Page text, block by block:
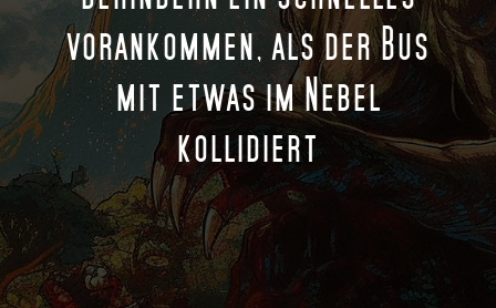
vorankommen, als der Bus
mit etwas im Nebel
kollidiert